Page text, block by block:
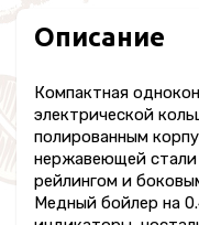
Описание
Компактная
электрической
полированным
нержавеющей
рейлингом и
Медный бойлер на